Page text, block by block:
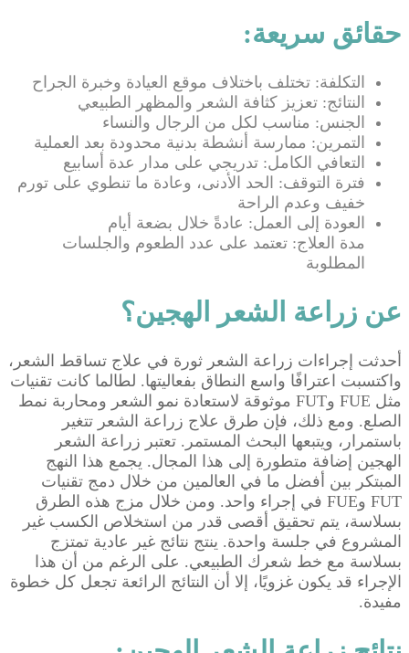
حقائق سريعة:
التكلفة: تختلف باختلاف موقع العيادة وخبرة الجراح
النتائج: تعزيز كثافة الشعر والمظهر الطبيعي
الجنس: مناسب لكل من الرجال والنساء
التمرين: ممارسة أنشطة بدنية محدودة بعد العملية
التعافي الكامل: تدريجي على مدار عدة أسابيع
فترة التوقف: الحد الأدنى، وعادة ما تنطوي على تورم
خفيف وعدم الراحة
العودة إلى العمل: عادةً خلال بضعة أيام
مدة العلاج: تعتمد على عدد الطعوم والجلسات
المطلوبة
عن زراعة الشعر الهجين؟
أحدثت إجراءات زراعة الشعر ثورة في علاج تساقط الشعر،
واكتسبت اعترافًا واسع النطاق بفعاليتها. لطالما كانت تقنيات
مثل FUE وFUT موثوقة لاستعادة نمو الشعر ومحاربة نمط
الصلع. ومع ذلك، فإن طرق علاج زراعة الشعر تتغير
باستمرار، ويتبعها البحث المستمر. تعتبر زراعة الشعر
الهجين إضافة متطورة إلى هذا المجال. يجمع هذا النهج
المبتكر بين أفضل ما في العالمين من خلال دمج تقنيات
FUT وFUE في إجراء واحد. ومن خلال مزج هذه الطرق
بسلاسة، يتم تحقيق أقصى قدر من استخلاص الكسب غير
المشروع في جلسة واحدة. ينتج نتائج غير عادية تمتزج
بسلاسة مع خط شعرك الطبيعي. على الرغم من أن هذا
الإجراء قد يكون غزويًا، إلا أن النتائج الرائعة تجعل كل خطوة
مفيدة.